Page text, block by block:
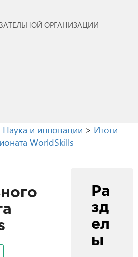
ОРГАНИЗАЦИИ
Наука и инновации > Итоги
WorldSkills
Ра
зд
ел
ы